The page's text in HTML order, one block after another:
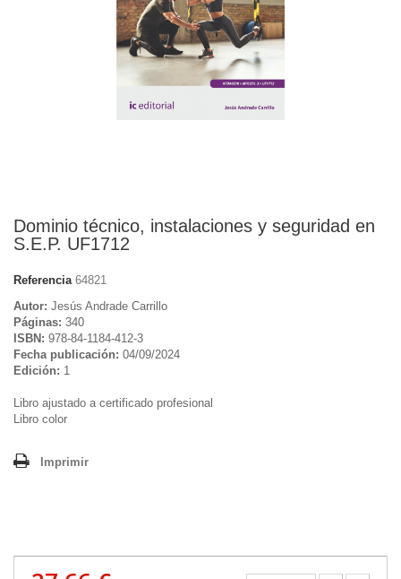
Dominio técnico, instalaciones y seguridad en
S.E.P. UF1712
Referencia 64821
Autor: Jesús Andrade Carrillo
Páginas: 340
ISBN: 978-84-1184-412-3
Fecha publicación: 04/09/2024
Edición: 1
Libro ajustado a certificado profesional
Libro color
Imprimir